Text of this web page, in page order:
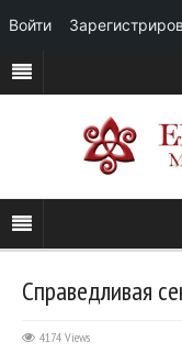
Справедливая
4174 Views
Войти